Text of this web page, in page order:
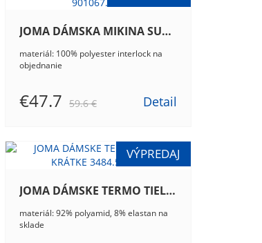
JOMA DÁMSKA MIKINA SUPERNOVA II 901067.672
materiál: 100% polyester interlock na
objednanie
€47.7 59.6 € Detail
JOMA DÁMSKE TERMO TIELKO KRÁTKE 3484.55.101
materiál: 92% polyamid, 8% elastan na
sklade